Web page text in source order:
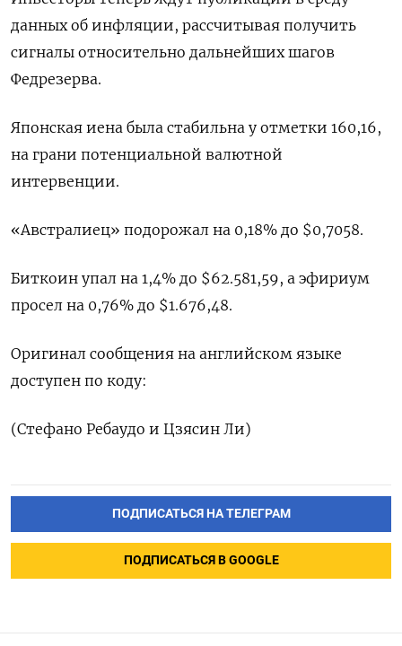
данных об инфляции, рассчитывая получить
сигналы относительно ‌дальнейших шагов
Федрезерва.
Японская иена была стабильна у отметки 160,16,
на грани потенциальной ‌валютной
интервенции.
«Австралиец» подорожал на 0,18% до $0,7058.
Биткоин упал на 1,4% до $62.581,59, а ​эфириум
просел на 0,76% до $1.676,48.
Оригинал сообщения на английском языке
‌доступен по коду:
(Стефано Ребаудо и Цзясин Ли)
ПОДПИСАТЬСЯ НА ТЕЛЕГРАМ
ПОДПИСАТЬСЯ В GOOGLE